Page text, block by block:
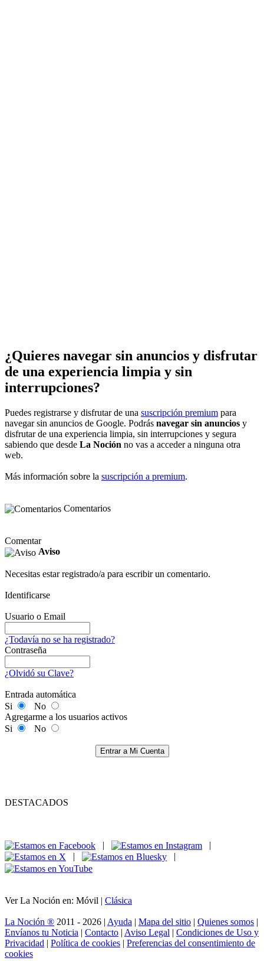
¿Quieres navegar sin anuncios y disfrutar
de una experiencia limpia y sin
interrupciones?
Puedes registrarse y disfrutar de una suscripción premium para
navegar sin anuncios de Google. Podrás navegar sin anuncios y
disfrutar de una experiencia limpia, sin interrupciones y segura
sabiendo que desde La Noción no vas a acceder a ninguna otra
web.
Más información sobre la suscripción a premium.
Comentarios
Comentar
Aviso
Necesitas estar registrado/a para escribir un comentario.
Identificarse
Usuario o Email
¿Todavía no se ha registrado?
Contraseña
¿Olvidó su Clave?
Entrada automática
Si
No
Agregarme a los usuarios activos
Si
No
Entrar a Mi Cuenta
DESTACADOS
|
|
|
|
Ver La Noción en: Móvil | Clásica
La Noción ® 2011 - 2026 | Ayuda | Mapa del sitio | Quienes somos |
Envíanos tu Noticia | Contacto | Aviso Legal | Condiciones de Uso y
Privacidad | Política de cookies | Preferencias del consentimiento de
cookies